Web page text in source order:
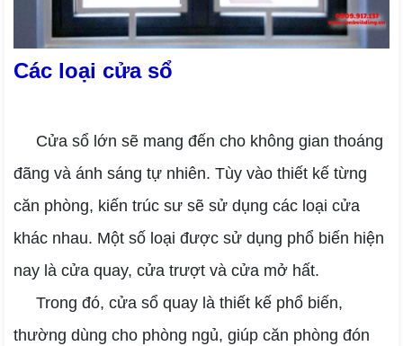
Các loại cửa sổ
Cửa sổ lớn sẽ mang đến cho không gian thoáng
đãng và ánh sáng tự nhiên. Tùy vào thiết kế từng
căn phòng, kiến trúc sư sẽ sử dụng các loại cửa
khác nhau. Một số loại được sử dụng phổ biến hiện
nay là cửa quay, cửa trượt và cửa mở hất.
Trong đó, cửa sổ quay là thiết kế phổ biến,
thường dùng cho phòng ngủ, giúp căn phòng đón